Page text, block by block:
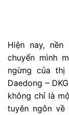
Hiện nay,
chuyển mình
ngừng của
Daedong –
không chỉ là
tuyên ngôn